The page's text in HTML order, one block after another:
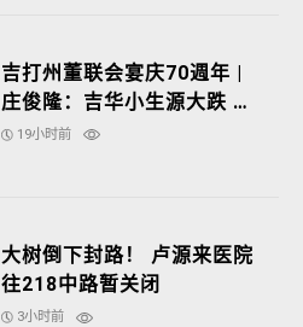
吉打州董联会宴庆70週年 |
庄俊隆：吉华小生源大跌 非
华裔生比例续飙升
19小时前
大树倒下封路！ 卢源来医院
往218中路暂关闭
3小时前